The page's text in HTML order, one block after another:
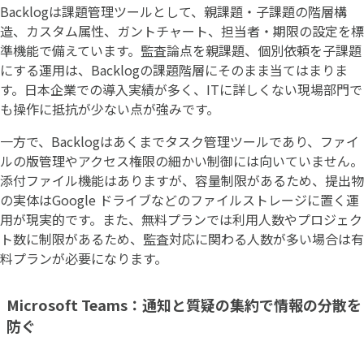
Backlogは課題管理ツールとして、親課題・子課題の階層構
造、カスタム属性、ガントチャート、担当者・期限の設定を標
準機能で備えています。監査論点を親課題、個別依頼を子課題
にする運用は、Backlogの課題階層にそのまま当てはまりま
す。日本企業での導入実績が多く、ITに詳しくない現場部門で
も操作に抵抗が少ない点が強みです。
一方で、Backlogはあくまでタスク管理ツールであり、ファイ
ルの版管理やアクセス権限の細かい制御には向いていません。
添付ファイル機能はありますが、容量制限があるため、提出物
の実体はGoogle ドライブなどのファイルストレージに置く運
用が現実的です。また、無料プランでは利用人数やプロジェク
ト数に制限があるため、監査対応に関わる人数が多い場合は有
料プランが必要になります。
Microsoft Teams：通知と質疑の集約で情報の分散を
防ぐ